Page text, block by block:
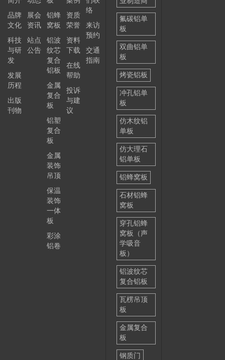
品牌
文化
科技
与研
发
发展
历程
出版
刊物
展会
资讯
站点
公告
铝蜂
窝板
铝波
纹芯
复合
铝板
金属
复合
板
铝塑
复合
板
金属
装饰
吊顶
保温
装饰
一体
板
彩涂
铝卷
资质
荣誉
资料
下载
在线
帮助
投诉
与建
议
络
来访
预约
交通
指南
氟碳铝单
板
双曲铝单
板
烤瓷铝板
冲孔铝单
板
仿木纹铝
单板
仿大理石
铝单板
铝蜂窝板
石材铝蜂
窝板
穿孔铝蜂
窝板（声
学吸音
板）
铝波纹芯
复合铝板
瓦楞吊顶
板
金属复合
板
钢质门